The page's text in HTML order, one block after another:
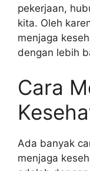
pekerjaan,
kita. Oleh
menjaga
dengan lebih
Cara
Ada banyak
menjaga